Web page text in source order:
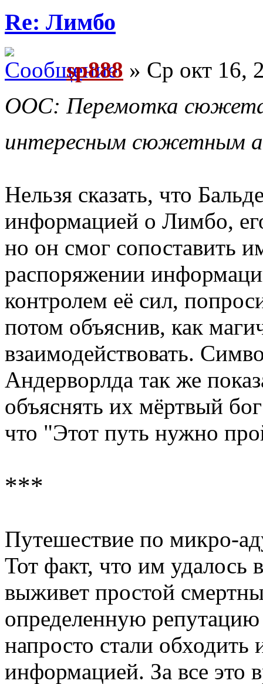
Re: Лимбо
sp888 » Ср окт 16,
ООС: Перемотка
интересным сюжетным
Нельзя сказать, что
информацией о Лимбо,
но он смог сопоставить
распоряжении
контролем её сил,
потом объяснив, как
взаимодействовать.
Андерворлда так же
объяснять их мёртвый
что "Этот путь нужно
***
Путешествие по микро-
Тот факт, что им удалось
выживет простой
определенную
напросто стали
информацией. За все это